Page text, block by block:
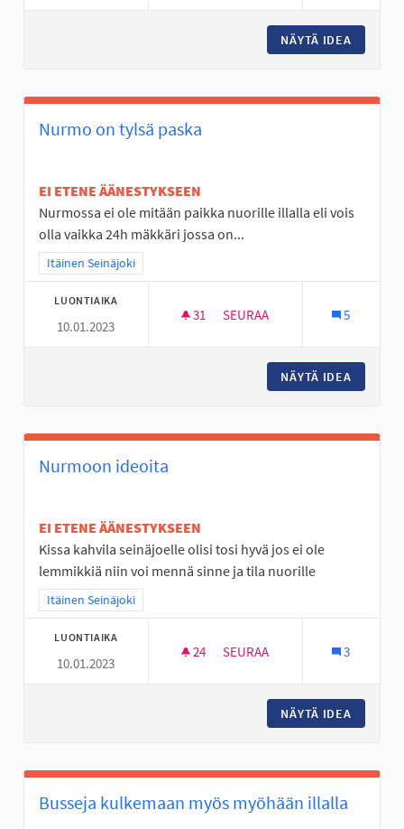
NÄYTÄ IDEA
Nurmo on tylsä paska
EI ETENE ÄÄNESTYKSEEN
Nurmossa ei ole mitään paikka nuorille illalla eli vois
olla vaikka 24h mäkkäri jossa on...
Rajaa tulokset teeman mukaan: Itäinen Seinäjoki
Itäinen Seinäjoki
LUONTIAIKA
10.01.2023
31 31 SEURAAJAA
SEURAA 5
NÄYTÄ IDEA
Nurmoon ideoita
EI ETENE ÄÄNESTYKSEEN
Kissa kahvila seinäjoelle olisi tosi hyvä jos ei ole
lemmikkiä niin voi mennä sinne ja tila nuorille
Rajaa tulokset teeman mukaan: Itäinen Seinäjoki
Itäinen Seinäjoki
LUONTIAIKA
10.01.2023
24 24 SEURAAJAA
SEURAA 3
NÄYTÄ IDEA
Busseja kulkemaan myös myöhään illalla